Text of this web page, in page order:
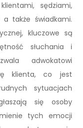
sędziami,
także świadkami.
kluczowe są
słuchania i
adwokatowi
klienta, co jest
sytuacjach
się osoby
tych emocji